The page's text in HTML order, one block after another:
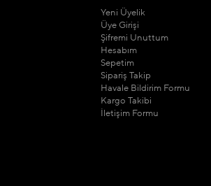
Yeni Üyelik
Üye Girişi
Şifremi Unuttum
Hesabım
Sepetim
Sipariş Takip
Havale Bildirim Formu
Kargo Takibi
İletişim Formu